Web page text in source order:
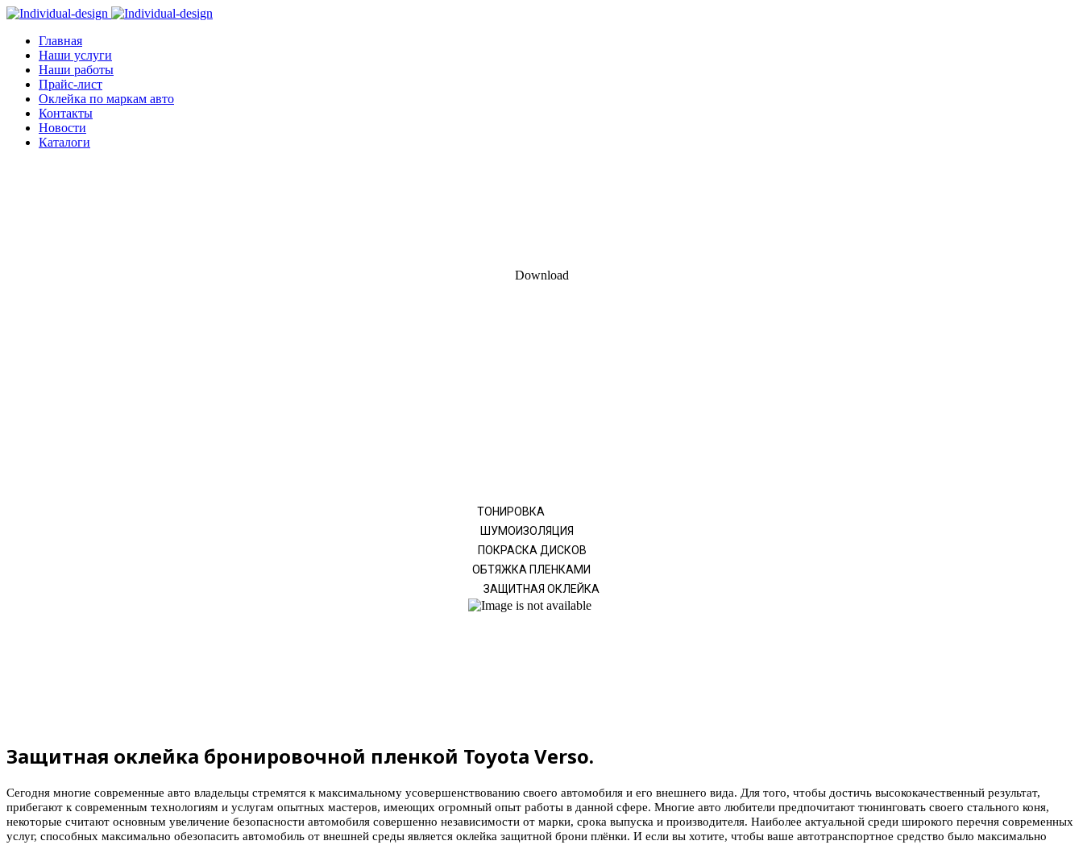
Главная
Наши услуги
Наши работы
Прайс-лист
Оклейка по маркам авто
Контакты
Новости
Каталоги
Download
ТОНИРОВКА
ШУМОИЗОЛЯЦИЯ
ПОКРАСКА ДИСКОВ
ОБТЯЖКА ПЛЕНКАМИ
ЗАЩИТНАЯ ОКЛЕЙКА
Защитная оклейка бронировочной пленкой Toyota Verso.
Сегодня многие современные авто владельцы стремятся к максимальному усовершенствованию своего автомобиля и его внешнего вида. Для того, чтобы достичь высококачественный результат,
прибегают к современным технологиям и услугам опытных мастеров, имеющих огромный опыт работы в данной сфере. Многие авто любители предпочитают тюнинговать своего стального коня,
некоторые считают основным увеличение безопасности автомобиля совершенно независимости от марки, срока выпуска и производителя. Наиболее актуальной среди широкого перечня современных
услуг, способных максимально обезопасить автомобиль от внешней среды является оклейка защитной брони плёнки. И если вы хотите, чтобы ваше автотранспортное средство было максимально